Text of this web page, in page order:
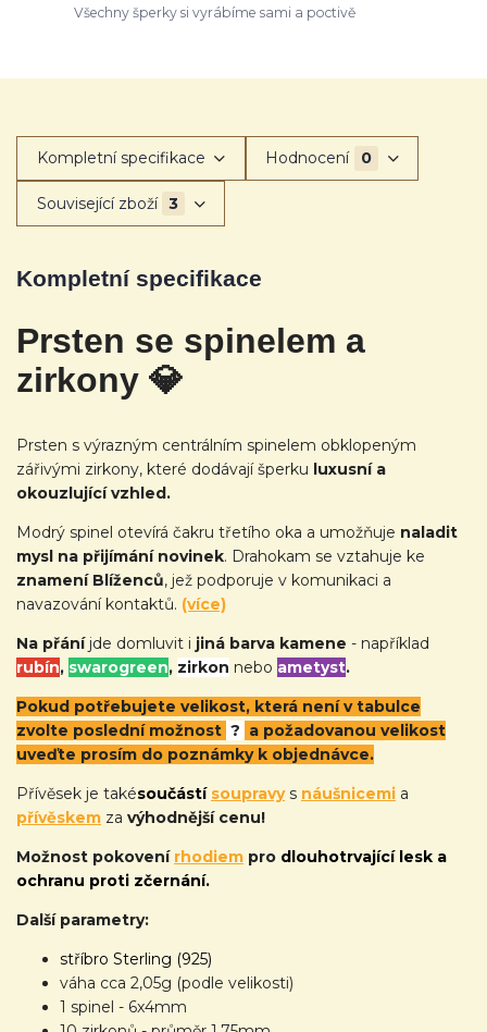
Všechny šperky si vyrábíme sami a poctivě
Kompletní specifikace Hodnocení 0
Související zboží 3
Kompletní specifikace
Prsten se spinelem a
zirkony 💎
Prsten s výrazným centrálním spinelem obklopeným
zářivými zirkony, které dodávají šperku luxusní a
okouzlující vzhled.
Modrý spinel otevírá čakru třetího oka a umožňuje naladit
mysl na přijímání novinek. Drahokam se vztahuje ke
znamení Blíženců, jež podporuje v komunikaci a
navazování kontaktů. (více)
Na přání jde domluvit i jiná barva kamene - například
rubín, swarogreen, zirkon nebo ametyst.
Pokud potřebujete velikost, která není v tabulce
zvolte poslední možnost ? a požadovanou velikost
uveďte prosím do poznámky k objednávce.
Přívěsek je takésoučástí soupravys náušnicemi a
přívěskem za výhodnější cenu!
Možnost pokovení rhodiem pro dlouhotrvající lesk a
ochranu proti zčernání.
Další parametry:
stříbro Sterling (925)
váha cca 2,05g (podle velikosti)
1 spinel - 6x4mm